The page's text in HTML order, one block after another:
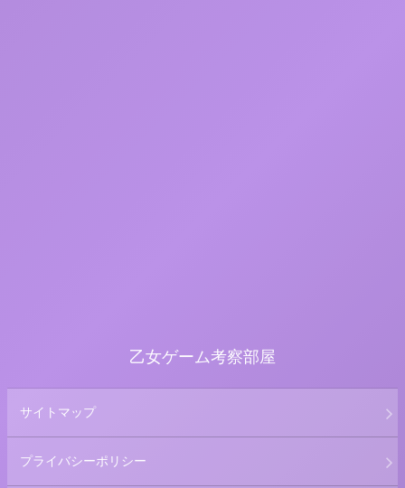
乙女ゲーム考察部屋
サイトマップ
プライバシーポリシー